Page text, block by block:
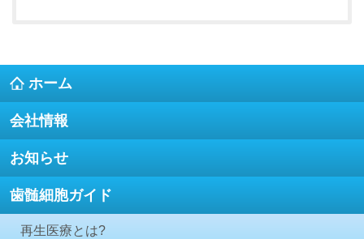
ホーム
会社情報
お知らせ
歯髄細胞ガイド
再生医療とは?